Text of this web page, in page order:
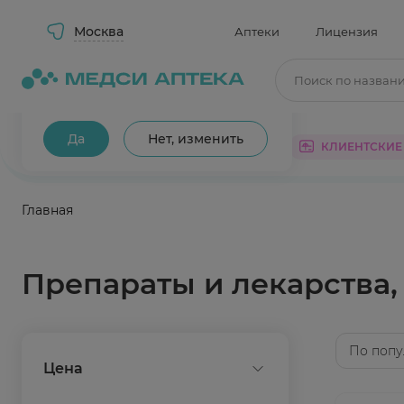
Москва
Ваш город Москва?
Да Нет, изменить
Аптеки Лицензия
Поиск по
КАТАЛОГ АКЦИИ
Главная
Препараты и
Цена
По